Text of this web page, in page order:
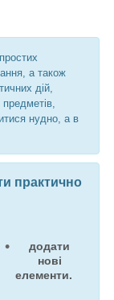
а також
дій,
нудно, а в
практично
додати
нові
елементи.